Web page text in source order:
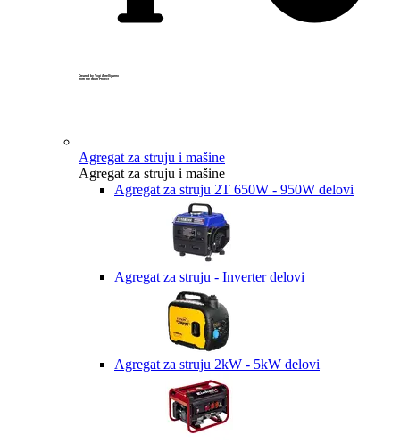
Created by Yogi Aprelliyanto
from the Noun Project
Agregat za struju i mašine
Agregat za struju i mašine
Agregat za struju 2T 650W - 950W delovi
Agregat za struju - Inverter delovi
Agregat za struju 2kW - 5kW delovi